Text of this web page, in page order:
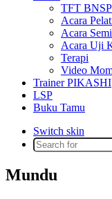
TFT
Acara
Acara
Acara Uji
Terapi
Video
Trainer PIKASHI
LSP
Buku Tamu
Switch skin
Mundu